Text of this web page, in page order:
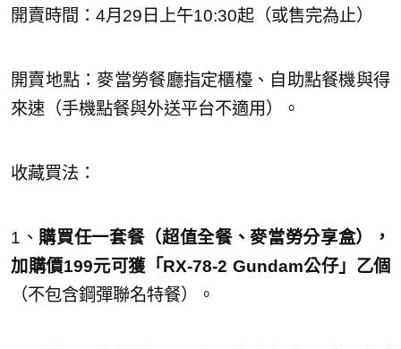
開賣時間：4月29日上午10:30起（或售完為止）
開賣地點：麥當勞餐廳指定櫃檯、自助點餐機與得
來速（手機點餐與外送平台不適用）。
收藏買法：
1、 購買任一套餐（超值全餐、麥當勞分享盒）
，
加購價199元可獲「RX-78-2 Gundam公仔」乙個
（不包含鋼彈聯名特餐）。